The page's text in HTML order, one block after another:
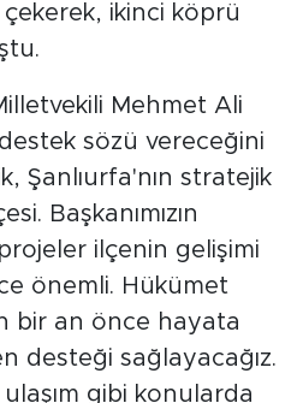
ikinci köprü
Mehmet Ali
sözü vereceğini
Şanlıurfa'nın stratejik
Başkanımızın
ilçenin gelişimi
önemli. Hükümet
bir an önce hayata
desteği sağlayacağız.
ulaşım gibi konularda